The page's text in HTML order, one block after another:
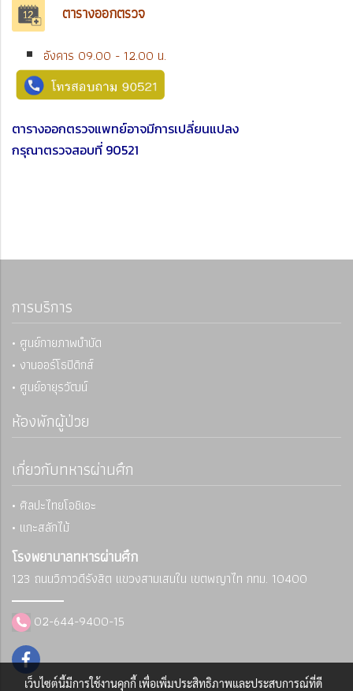
ตารางออกตรวจ
อังคาร 09.00 - 12.00 น.
ตารางออกตรวจแพทย์อาจมีการเปลี่ยนแปลง
กรุณาตรวจสอบที่ 90521
การบริการ
• ศูนย์กายภาพบำบัด
• งานออร์โธปิดิกส์
• ศูนย์อายุรวัฒน์
ห้องพักผู้ป่วย
เกี่ยวกับทหารผ่านศึก
• ศิลปะไทยโอชิเอะ
• แกะสลักไม้
โรงพยาบาลทหารผ่านศึก
123 ถนนวิภาวดีรังสิต แขวงสามเสนใน เขตพญาไท กทม. 10400
02-644-9400-15
เว็บไซต์นี้มีการใช้งานคุกกี้ เพื่อเพิ่มประสิทธิภาพและประสบการณ์ที่ดี